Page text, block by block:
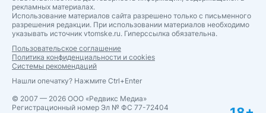
рекламных материалах.
Использование материалов сайта разрешено только с письменного
разрешения редакции. При использовании материалов необходимо
указывать источник vtomske.ru. Гиперссылка обязательна.
Пользовательское соглашение
Политика конфиденциальности и cookies
Системы рекомендаций
Нашли опечатку? Нажмите Ctrl+Enter
© 2007 — 2026 ООО «Редвикс Медиа»
Регистрационный номер Эл № ФС 77-72404